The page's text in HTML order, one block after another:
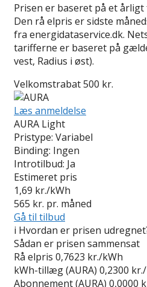
Prisen er baseret på et
Den rå elpris er sidste
fra energidataservice.dk.
tarifferne er baseret på
vest, Radius i øst).
Velkomstrabat 500 kr.
Læs anmeldelse
AURA Light
Pristype: Variabel
Binding: Ingen
Introtilbud: Ja
Estimeret pris
1,69 kr./kWh
565 kr. pr. måned
Gå til tilbud
i Hvordan er prisen
Sådan er prisen sammensat
Rå elpris 0,7623 kr./kWh
kWh-tillæg (AURA) 0,2300
Abonnement (AURA) 0,0000